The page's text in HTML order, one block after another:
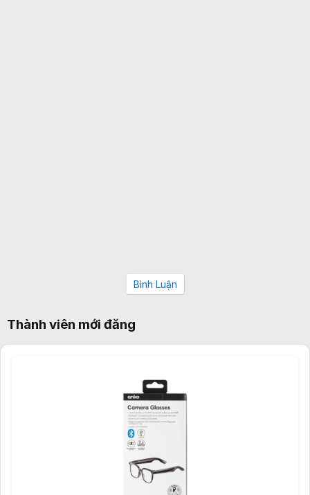
Bình Luận
Thành viên mới đăng